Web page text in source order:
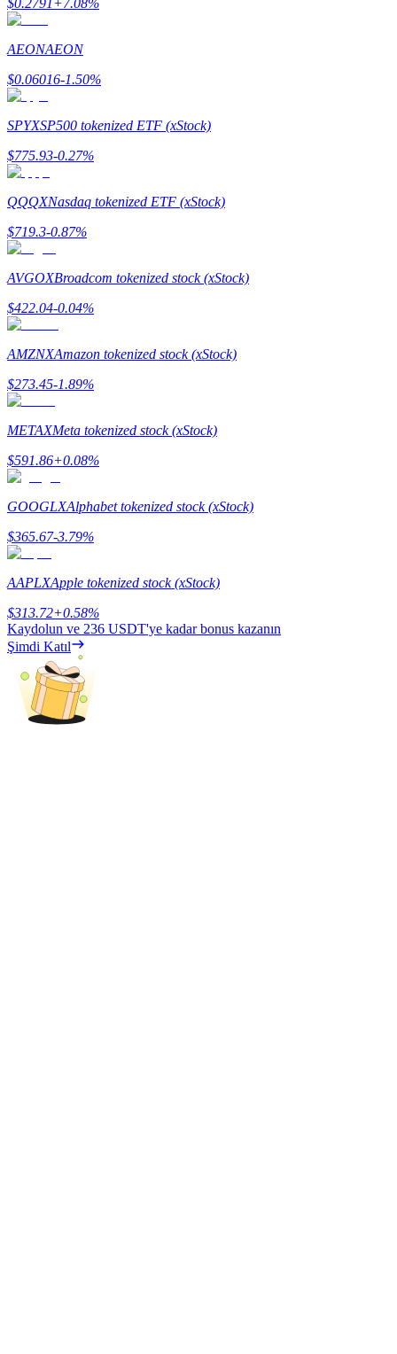
Staking
Yüksek getiri ve anında erişim
Launchpool
Popüler token'lar kazanmak için esnek staking
$0.2791+7.08%
AEONAEON
$0.06016-1.50%
SPYXSP500 tokenized ETF (xStock)
$775.93-0.27%
QQQXNasdaq tokenized ETF (xStock)
$719.3-0.87%
AVGOXBroadcom tokenized stock (xStock)
$422.04-0.04%
AMZNXAmazon tokenized stock (xStock)
$273.45-1.89%
METAXMeta tokenized stock (xStock)
$591.86+0.08%
GOOGLXAlphabet tokenized stock (xStock)
$365.67-3.79%
AAPLXApple tokenized stock (xStock)
$313.72+0.58%
Kaydolun ve 236 USDT'ye kadar bonus kazanın
Şimdi Katıl